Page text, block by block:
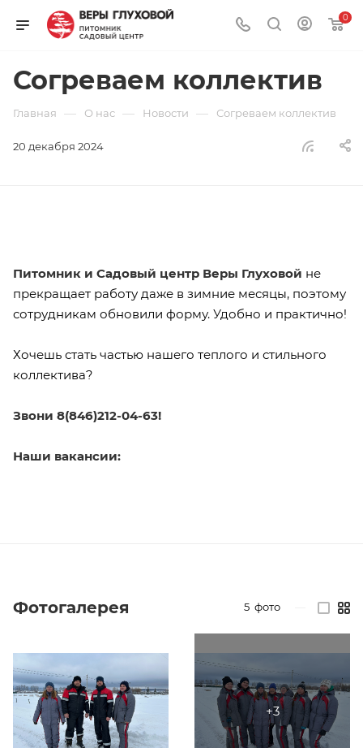
0
Согреваем коллектив
Главная — О нас — Новости — Согреваем коллектив
20 декабря 2024
Питомник и Садовый центр Веры Глуховой не
прекращает работу даже в зимние месяцы, поэтому
сотрудникам обновили форму. Удобно и практично!
Хочешь стать частью нашего теплого и стильного
коллектива?
Звони 8(846)212-04-63!
Наши вакансии:
Фотогалерея 5 фото